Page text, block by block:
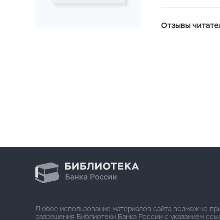
Отзывы
Любое использование материалов сайта возможно
разрешения Библиотеки Банка России с указанием